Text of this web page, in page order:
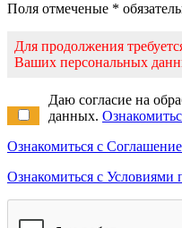
Поля отмеченые *
Для продолжения
Ваших персональных
Даю согласие на
данных.
Ознакомиться с
Ознакомиться с Условиями